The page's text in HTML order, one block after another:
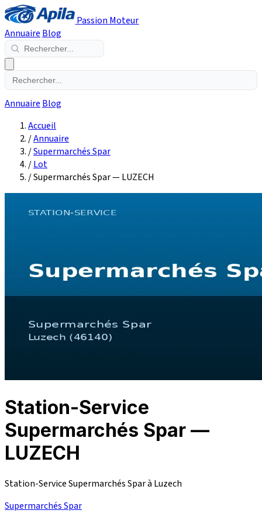
Passion Moteur
Annuaire Blog
Annuaire Blog
Accueil
/Annuaire
/Supermarchés Spar
/Lot
/Supermarchés Spar — LUZECH
Station-Service
Supermarchés Spar —
LUZECH
Station-Service Supermarchés Spar à Luzech
Supermarchés Spar